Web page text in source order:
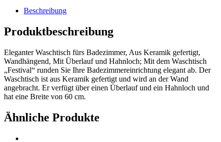
Beschreibung
Produktbeschreibung
Eleganter Waschtisch fürs Badezimmer, Aus Keramik gefertigt,
Wandhängend, Mit Überlauf und Hahnloch; Mit dem Waschtisch
„Festival“ runden Sie Ihre Badezimmereinrichtung elegant ab. Der
Waschtisch ist aus Keramik gefertigt und wird an der Wand
angebracht. Er verfügt über einen Überlauf und ein Hahnloch und
hat eine Breite von 60 cm.
Ähnliche Produkte